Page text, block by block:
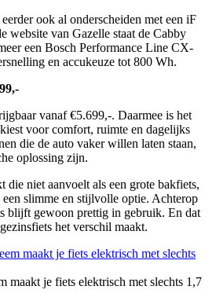
ook al onderscheiden met een iF
website van Gazelle staat de Cabby
een Bosch Performance Line CX-
en accukeuze tot 800 Wh.
vanaf €5.699,-. Daarmee is het
voor comfort, ruimte en dagelijks
die de auto vaker willen laten staan,
oplossing zijn.
die niet aanvoelt als een grote bakfiets,
slimme en stijlvolle optie. Achterop
blijft gewoon prettig in gebruik. En dat
het verschil maakt.
maakt je fiets elektrisch met slechts 1,7